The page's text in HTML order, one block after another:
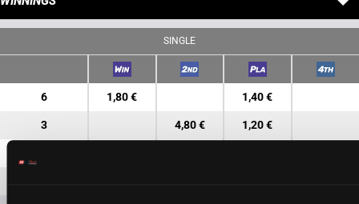
SINGLE
6 1,80 € 1,40 €
3 4,80 € 1,20 €